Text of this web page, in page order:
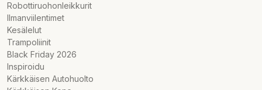
Robottiruohonleikkurit
Ilmanviilentimet
Kesälelut
Trampoliinit
Black Friday 2026
Inspiroidu
Kärkkäisen Autohuolto